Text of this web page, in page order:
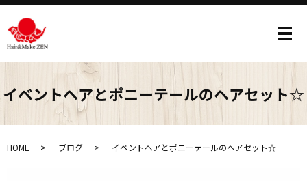
メ
イベントヘアとポニーテールのヘアセット☆
HOME ブログ イベントヘアとポニーテールのヘアセット☆